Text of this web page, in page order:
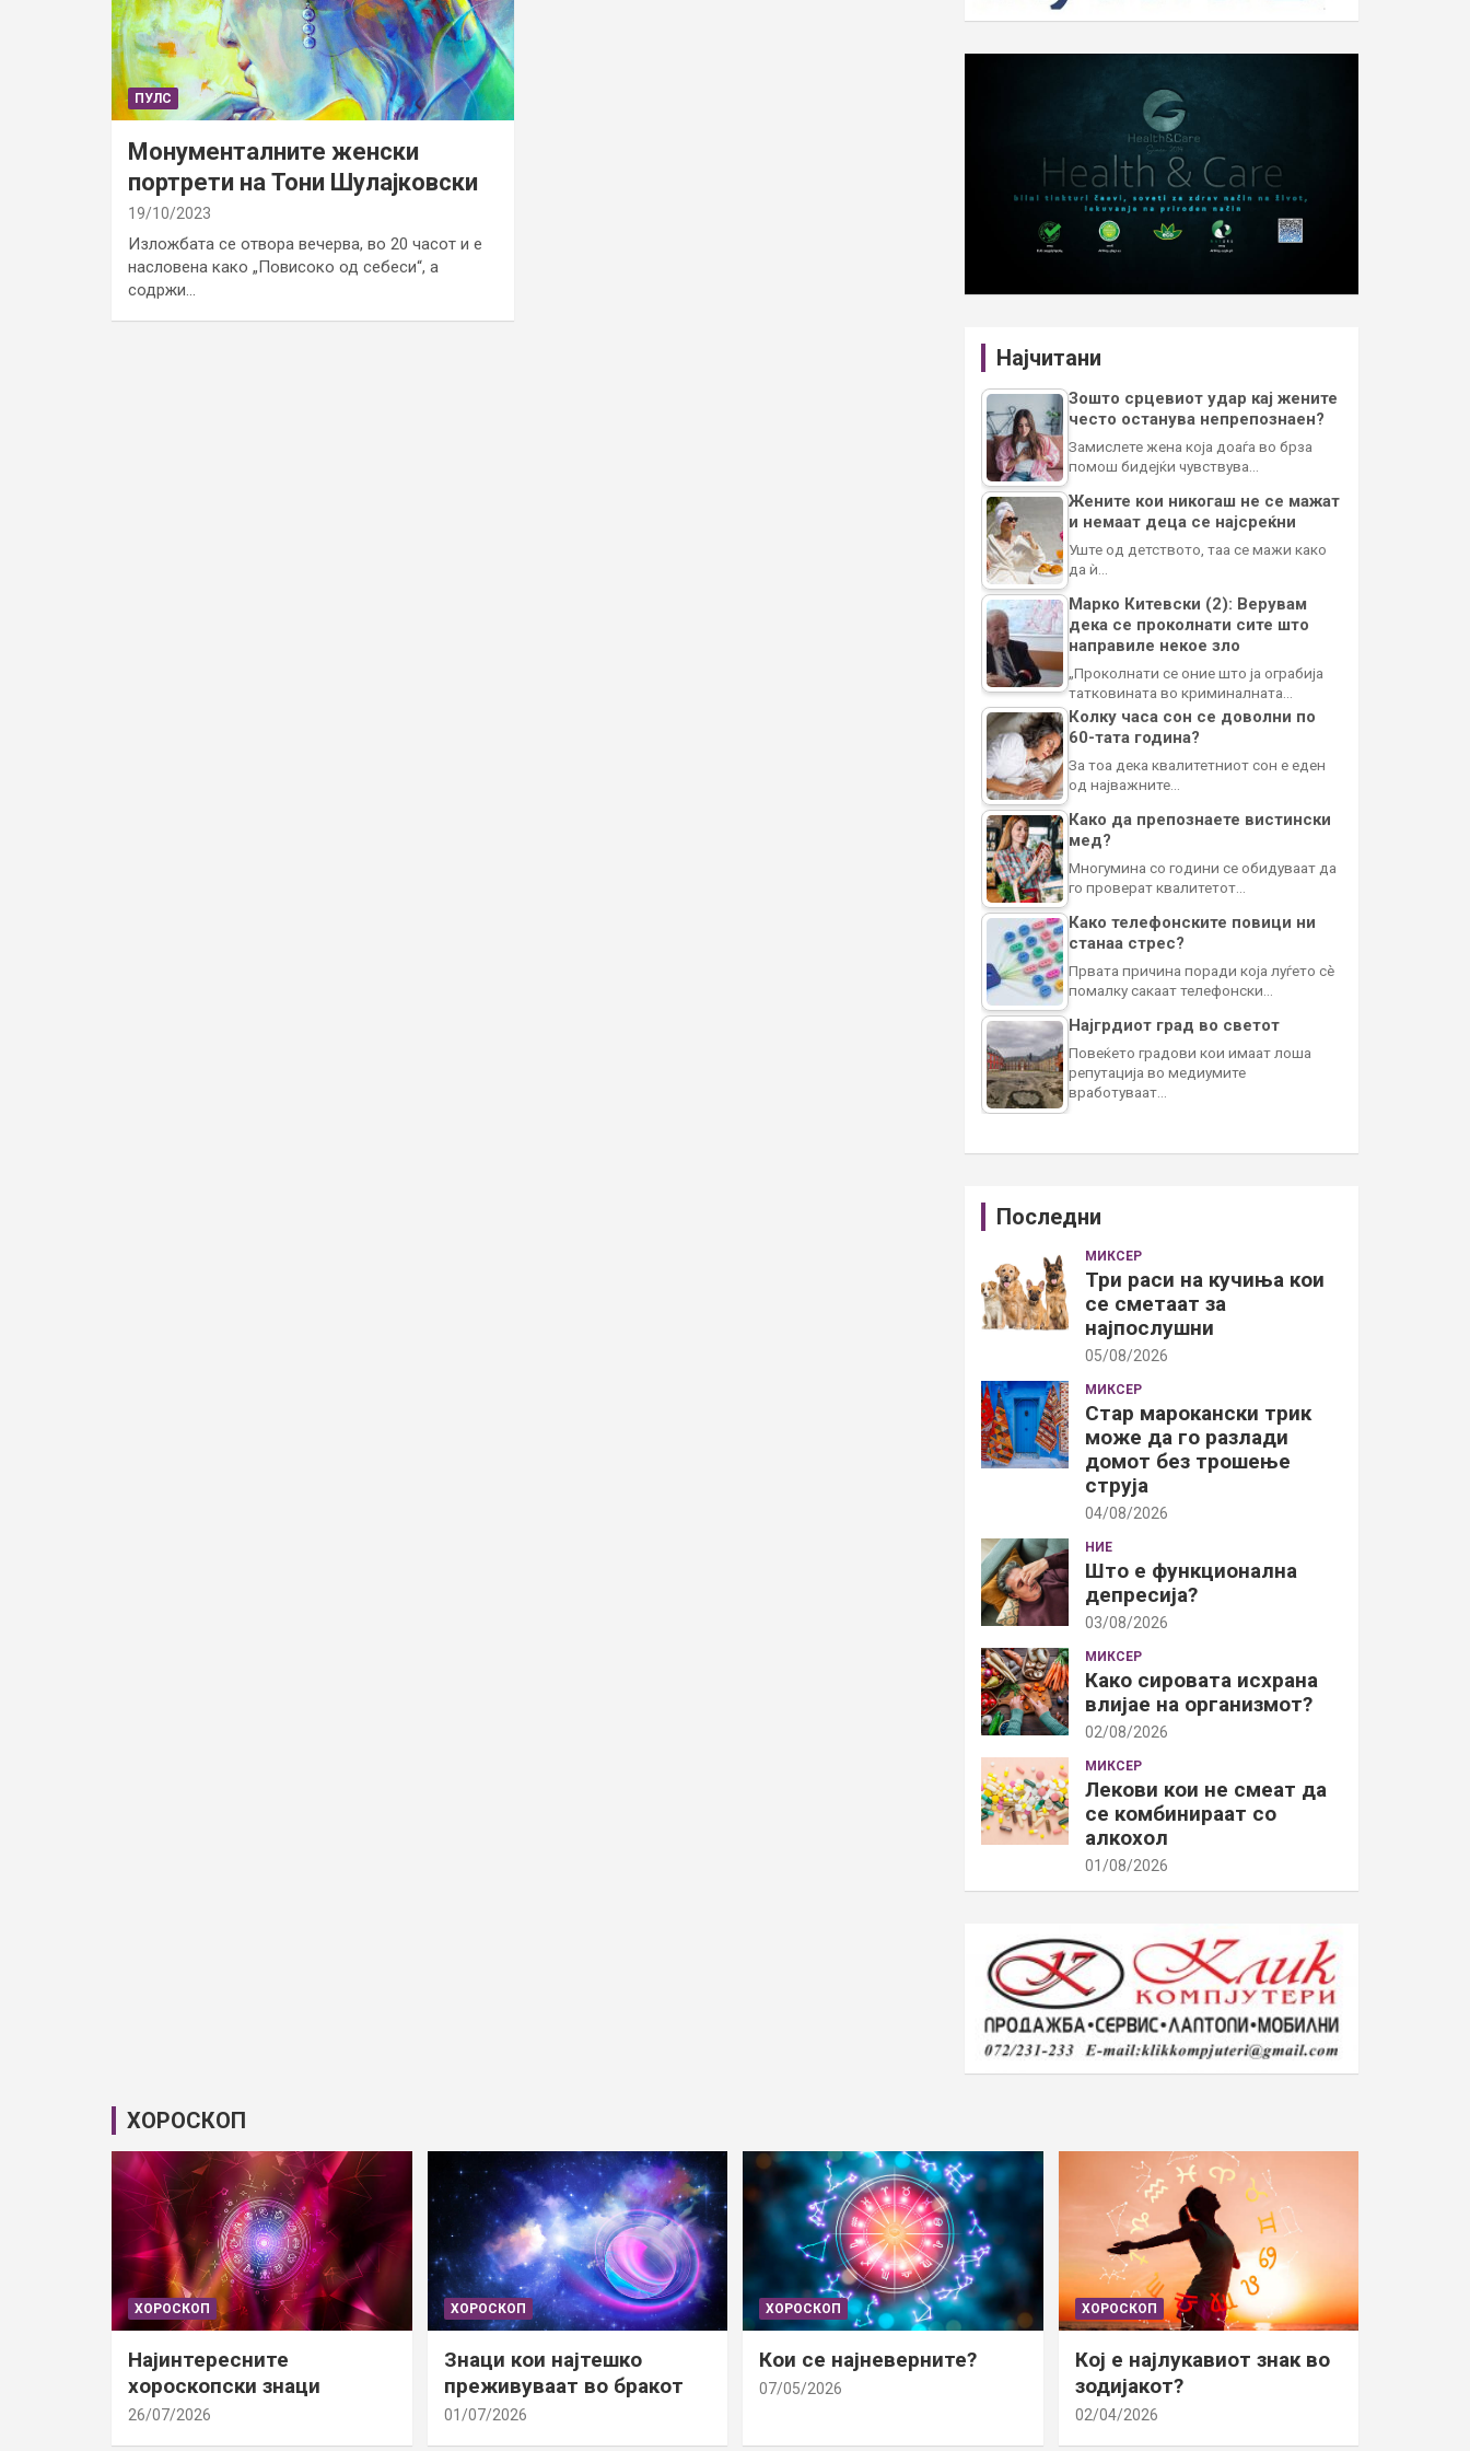
ПУЛС
Монументалните женски
портрети на Тони Шулајковски
19/10/2023
Изложбата се отвора вечерва, во 20 часот и е
насловена како „Повисоко од себеси“, а
содржи…
Најчитани
Зошто срцевиот удар кај жените
често останува непрепознаен?
Замислете жена која доаѓа во брза
помош бидејќи чувствува…
Жените кои никогаш не се мажат
и немаат деца се најсреќни
Уште од детството, таа се мажи како
да ѝ…
Марко Китевски (2): Верувам
дека се проколнати сите што
направиле некое зло
„Проколнати се оние што ја ограбија
татковината во криминалната…
Колку часа сон се доволни по
60-тата година?
За тоа дека квалитетниот сон е еден
од најважните…
Како да препознаете вистински
мед?
Многумина со години се обидуваат да
го проверат квалитетот…
Како телефонските повици ни
станаа стрес?
Првата причина поради која луѓето сè
помалку сакаат телефонски…
Најгрдиот град во светот
Повеќето градови кои имаат лоша
репутација во медиумите
вработуваат…
Последни
МИКСЕР
Три раси на кучиња кои
се сметаат за
најпослушни
05/08/2026
МИКСЕР
Стар марокански трик
може да го разлади
домот без трошење
струја
04/08/2026
НИЕ
Што е функционална
депресија?
03/08/2026
МИКСЕР
Како сировата исхрана
влијае на организмот?
02/08/2026
МИКСЕР
Лекови кои не смеат да
се комбинираат со
алкохол
01/08/2026
ХОРОСКОП
ХОРОСКОП
Најинтересните
хороскопски знаци
26/07/2026
ХОРОСКОП
Знаци кои најтешко
преживуваат во бракот
01/07/2026
ХОРОСКОП
Кои се најневерните?
07/05/2026
ХОРОСКОП
Кој е најлукавиот знак во
зодијакот?
02/04/2026